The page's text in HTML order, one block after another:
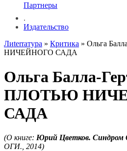
Партнеры
.
Издательство
Лиterraтура » Критика » Ольга
НИЧЕЙНОГО САДА
Ольга Балла-
ПЛОТЬЮ
САДА
(О книге: Юрий Цветков. Синдром
ОГИ., 2014)